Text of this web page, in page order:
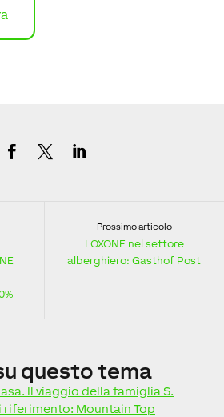
Prossimo articolo
LOXONE nel settore
alberghiero: Gasthof Post
questo tema
Il viaggio della famiglia S.
Mountain Top